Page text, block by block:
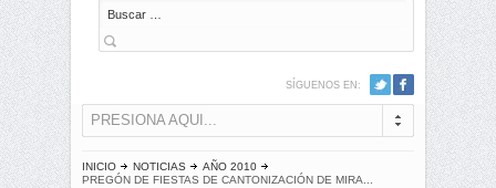
Buscar
SÍGUENOS EN:
PRESIONA AQUI...
INICIO NOTICIAS
AÑO 2010
PREGÓN DE FIESTAS DE CANTONIZACIÓN DE MIRA...